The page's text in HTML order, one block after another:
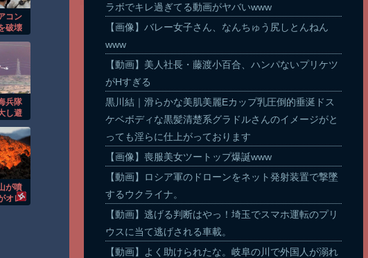
コン
破壊
兵隊
し避
が噴
オレ
ラボでキレ過ぎてる動画がヤバいwww
【画像】バレー女子さん、なんちゅう尻しとんねん
www
【動画】美人社長・藤渡小百合、ハンパないプリケツ
がHすぎる
黒川結｜滑らかな美肌美麗Eカップ乳圧倒的垂涎ドス
ケベボディな黒髪清楚系グラドルさんのイメージがと
っても淫らに仕上がっております
【画像】喪服美女ツートップ爆誕www
【動画】ロシア軍のドローンをネット発射装置で撃墜
するウクライナ。
【動画】逃げる判断はやっ！埼玉でスマホ運転のプリ
ウスに当て逃げされる車載。
【動画】よく助けられたな。岐阜の川で外国人が溺れ